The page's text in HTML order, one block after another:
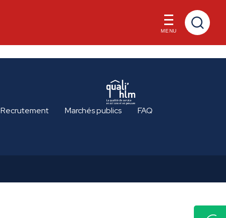
MENU
Recrutement Marchés publics FAQ